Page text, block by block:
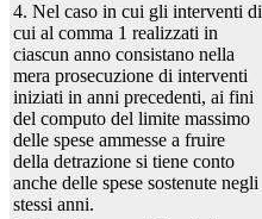
4. Nel caso in cui gli interventi di
cui al comma 1 realizzati in
ciascun anno consistano nella
mera prosecuzione di interventi
iniziati in anni precedenti, ai fini
del computo del limite massimo
delle spese ammesse a fruire
della detrazione si tiene conto
anche delle spese sostenute negli
stessi anni.